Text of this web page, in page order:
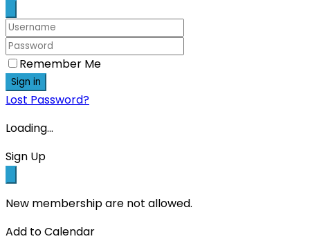
Remember Me
Sign in
Lost Password?
Loading...
Sign Up
New membership are not allowed.
Add to Calendar